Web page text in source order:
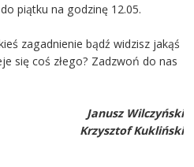
piątku na godzinę 12.05.
zagadnienie bądź widzisz jakąś
się coś złego? Zadzwoń do nas
Janusz Wilczyński
Krzysztof Kukliński